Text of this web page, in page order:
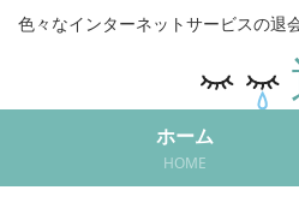
色々なインターネットサービスの退
ホーム
HOME